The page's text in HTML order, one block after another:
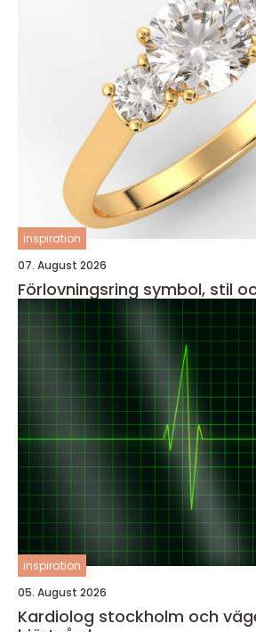
inspiration
07. August 2026
Förlovningsring
inspiration
05. August 2026
Kardiolog stockholm och